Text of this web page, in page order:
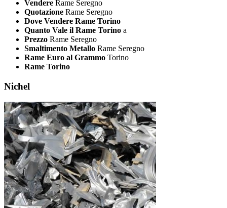
Vendere Rame Seregno
Quotazione Rame Seregno
Dove Vendere Rame Torino
Quanto Vale il Rame Torino a
Prezzo Rame Seregno
Smaltimento Metallo Rame Seregno
Rame Euro al Grammo Torino
Rame Torino
Nichel